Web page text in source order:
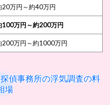
20万円～約40万円
100万円～約200万円
200万円～約1000万円
偵事務所の浮気調査の料
場